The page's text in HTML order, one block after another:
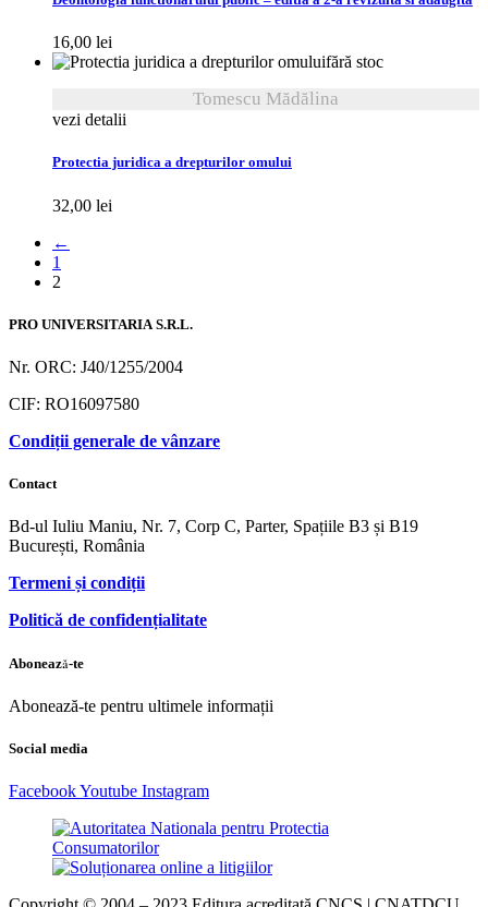
16,00 lei
fără stoc
Tomescu Mădălina
vezi detalii
Protectia juridica a drepturilor omului
32,00 lei
←
1
2
PRO UNIVERSITARIA S.R.L.
Nr. ORC: J40/1255/2004
CIF: RO16097580
Condiții generale de vânzare
Contact
Bd-ul Iuliu Maniu, Nr. 7, Corp C, Parter, Spațiile B3 și B19
București, România
Termeni și condiții
Politică de confidențialitate
Abonează-te
Abonează-te pentru ultimele informații
Social media
FacebookYoutube Instagram